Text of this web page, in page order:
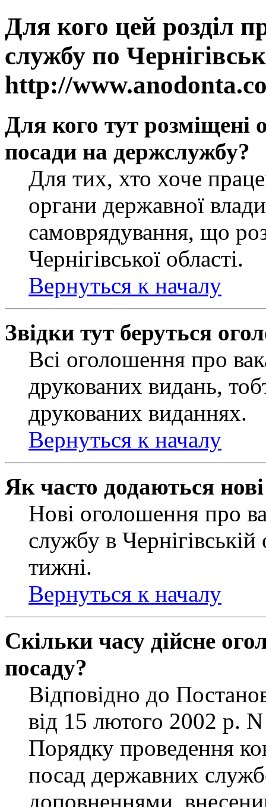
Для кого цей розділ
службу по
http://
Для кого тут розміщені
посади на держслужбу?
Для тих, хто хоче
органи державної
самоврядування, що
Чернігівської області.
Вернуться к началу
Звідки тут беруться
Всі оголошення про
друкованих видань,
друкованих виданнях.
Вернуться к началу
Як часто додаються
Нові оголошення про
службу в
тижні.
Вернуться к началу
Скільки часу дійсне
посаду?
Відповідно до
від 15 лютого 2002 р.
Порядку проведення
посад державних
доповненнями,